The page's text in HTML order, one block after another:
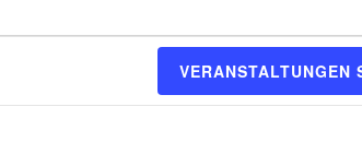
VERANSTALTUNGEN